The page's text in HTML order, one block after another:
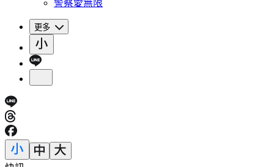
警察愛無限
更多